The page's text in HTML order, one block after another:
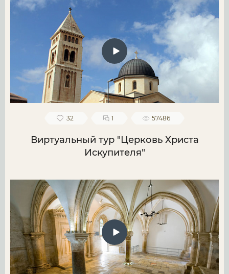
32 1 57486
Виртуальный тур "Церковь Христа
Искупителя"